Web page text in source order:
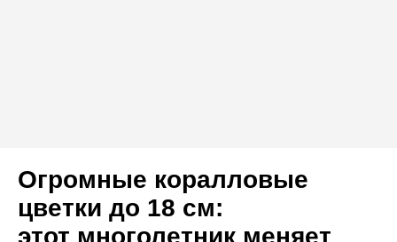
Огромные коралловые
цветки до 18 см:
этот многолетник меняет